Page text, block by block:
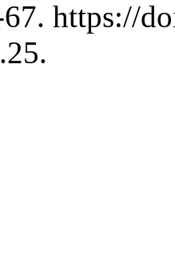
https://